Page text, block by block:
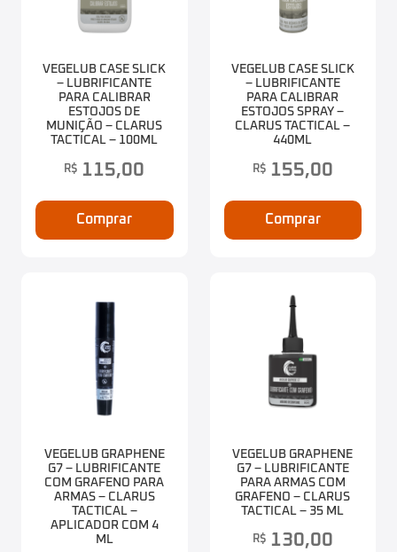
VEGELUB CASE SLICK
– LUBRIFICANTE
PARA CALIBRAR
ESTOJOS DE
MUNIÇÃO – CLARUS
TACTICAL – 100ML
R$ 115,00
Comprar
VEGELUB CASE SLICK
– LUBRIFICANTE
PARA CALIBRAR
ESTOJOS SPRAY –
CLARUS TACTICAL –
440ML
R$ 155,00
Comprar
VEGELUB GRAPHENE
G7 – LUBRIFICANTE
COM GRAFENO PARA
ARMAS – CLARUS
TACTICAL –
APLICADOR COM 4
ML
VEGELUB GRAPHENE
G7 – LUBRIFICANTE
PARA ARMAS COM
GRAFENO – CLARUS
TACTICAL – 35 ML
R$ 130,00